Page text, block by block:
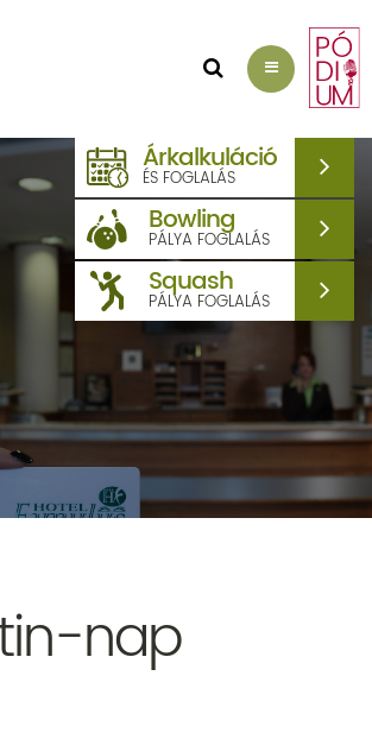
Árkalkuláció
ÉS FOGLALÁS
Bowling
PÁLYA FOGLALÁS
Squash
PÁLYA FOGLALÁS
nap